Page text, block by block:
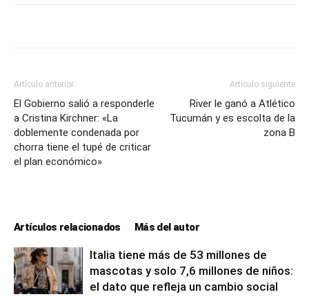
Artículo anterior
El Gobierno salió a responderle
a Cristina Kirchner: «La
doblemente condenada por
chorra tiene el tupé de criticar
el plan económico»
Artículo siguiente
River le ganó a Atlético
Tucumán y es escolta de la
zona B
Artículos relacionados Más del autor
Italia tiene más de 53 millones de
mascotas y solo 7,6 millones de niños:
el dato que refleja un cambio social